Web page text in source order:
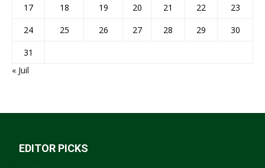
17
18 19 20 21 22
23
24
25 26 27 28 29
30
31
« Juil
EDITOR PICKS